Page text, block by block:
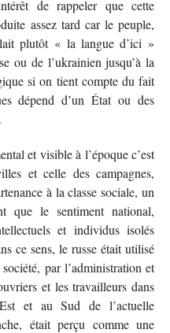
de rappeler que cette
assez tard car le peuple,
plutôt « la langue d’ici »
ou de l’ukrainien jusqu’à la
si on tient compte du fait
dépend d’un État ou des
et visible à l’époque c’est
et celle des campagnes,
à la classe sociale, un
que le sentiment national,
et individus isolés
ce sens, le russe était utilisé
par l’administration et
et les travailleurs dans
et au Sud de l’actuelle
était perçu comme une